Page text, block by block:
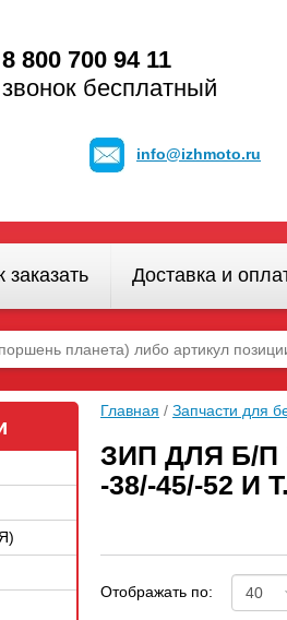
8 800 700 94 11
звонок бесплатный
info@izhmoto.ru
заказать Доставка и
Главная / Запчасти для
ЗИП ДЛЯ Б/
-38/-45/-52 И
Отображать по: